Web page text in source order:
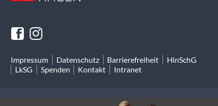
Impressum Datenschutz Barrierefreiheit
HinSchG
LkSG
Spenden Kontakt Intranet